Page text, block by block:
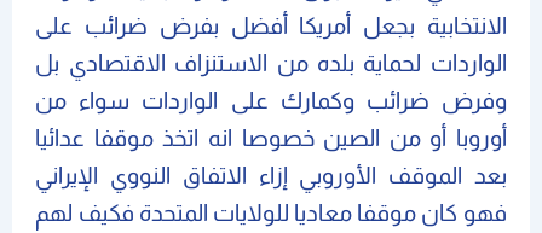
الانتخابية بجعل أمريكا أفضل بفرض ضرائب على
الواردات لحماية بلده من الاستنزاف الاقتصادي بل
وفرض ضرائب وكمارك على الواردات سواء من
أوروبا أو من الصين خصوصا انه اتخذ موقفا عدائيا
بعد الموقف الأوروبي إزاء الاتفاق النووي الإيراني
فهو كان موقفا معاديا للولايات المتحدة فكيف لهم